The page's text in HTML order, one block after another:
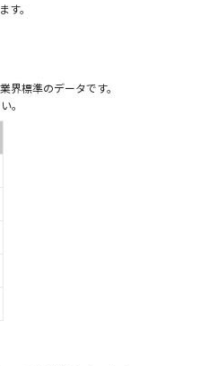
。
界標準のデータです。
。